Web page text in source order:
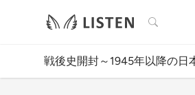
検索
戦後史開封～1945年以降の